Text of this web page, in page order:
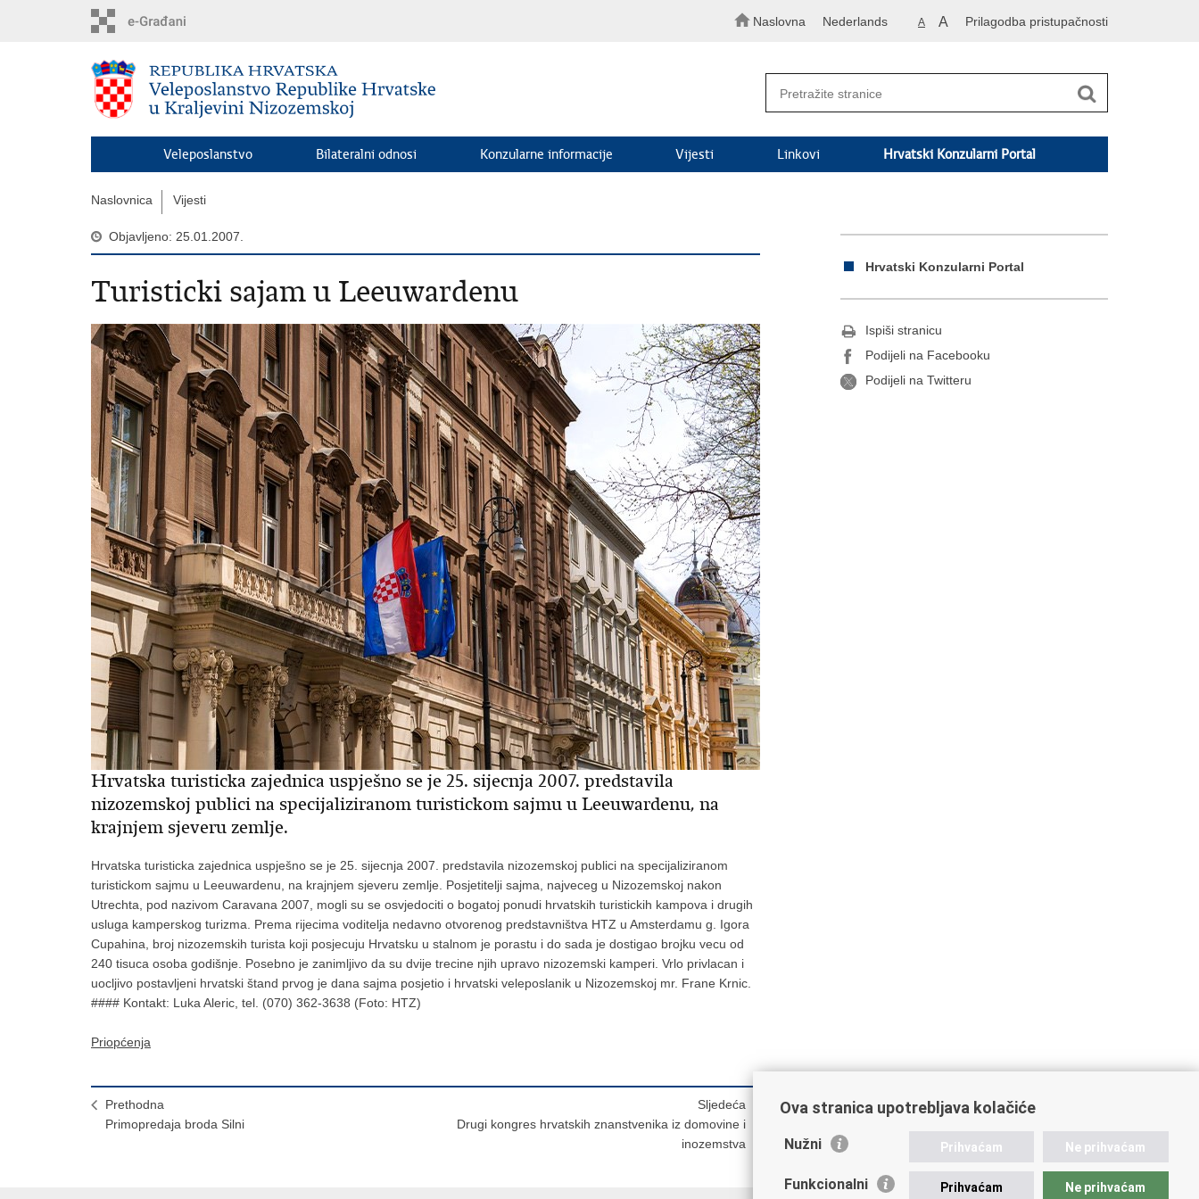
Naslovna Nederlands A A Prilagodba pristupačnosti
Veleposlanstvo Bilateralni odnosi Konzularne informacije Vijesti Linkovi Hrvatski Konzularni Portal
Naslovnica Vijesti
Objavljeno: 25.01.2007.
Turisticki sajam u Leeuwardenu
Hrvatska turisticka zajednica uspješno se je 25. sijecnja 2007. predstavila
nizozemskoj publici na specijaliziranom turistickom sajmu u Leeuwardenu, na
krajnjem sjeveru zemlje.
Hrvatska turisticka zajednica uspješno se je 25. sijecnja 2007. predstavila nizozemskoj publici na specijaliziranom
turistickom sajmu u Leeuwardenu, na krajnjem sjeveru zemlje. Posjetitelji sajma, najveceg u Nizozemskoj nakon
Utrechta, pod nazivom Caravana 2007, mogli su se osvjedociti o bogatoj ponudi hrvatskih turistickih kampova i drugih
usluga kamperskog turizma. Prema rijecima voditelja nedavno otvorenog predstavništva HTZ u Amsterdamu g. Igora
Cupahina, broj nizozemskih turista koji posjecuju Hrvatsku u stalnom je porastu i do sada je dostigao brojku vecu od
240 tisuca osoba godišnje. Posebno je zanimljivo da su dvije trecine njih upravo nizozemski kamperi. Vrlo privlacan i
uocljivo postavljeni hrvatski štand prvog je dana sajma posjetio i hrvatski veleposlanik u Nizozemskoj mr. Frane Krnic.
#### Kontakt: Luka Aleric, tel. (070) 362-3638 (Foto: HTZ)
Priopćenja
Prethodna
Primopredaja broda Silni
Sljedeća
Drugi kongres hrvatskih znanstvenika iz domovine i
inozemstva
Hrvatski Konzularni Portal
Ispiši stranicu
Podijeli na Facebooku
Podijeli na Twitteru
Ova stranica upotrebljava kolačiće
Nužni Prihvaćam Ne prihvaćam
Funkcionalni Prihvaćam Ne prihvaćam